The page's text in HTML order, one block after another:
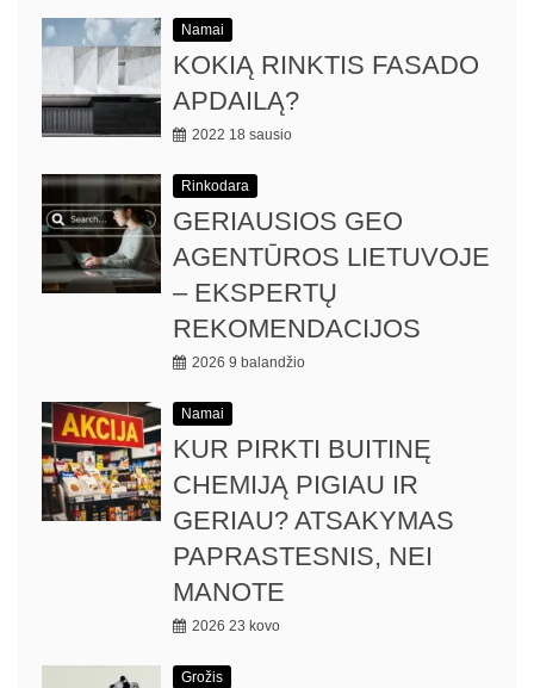
Namai
KOKIĄ RINKTIS FASADO
APDAILĄ?
2022 18 sausio
Rinkodara
GERIAUSIOS GEO
AGENTŪROS LIETUVOJE
– EKSPERTŲ
REKOMENDACIJOS
2026 9 balandžio
Namai
KUR PIRKTI BUITINĘ
CHEMIJĄ PIGIAU IR
GERIAU? ATSAKYMAS
PAPRASTESNIS, NEI
MANOTE
2026 23 kovo
Grožis